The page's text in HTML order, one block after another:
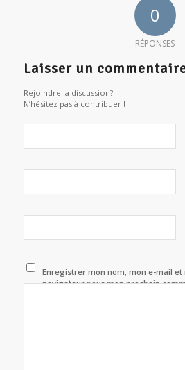
0
RÉPONSES
Laisser un
Rejoindre la discussion?
N’hésitez pas à contribuer !
Enregistrer mon nom, mon e-mail et
navigateur pour mon prochain